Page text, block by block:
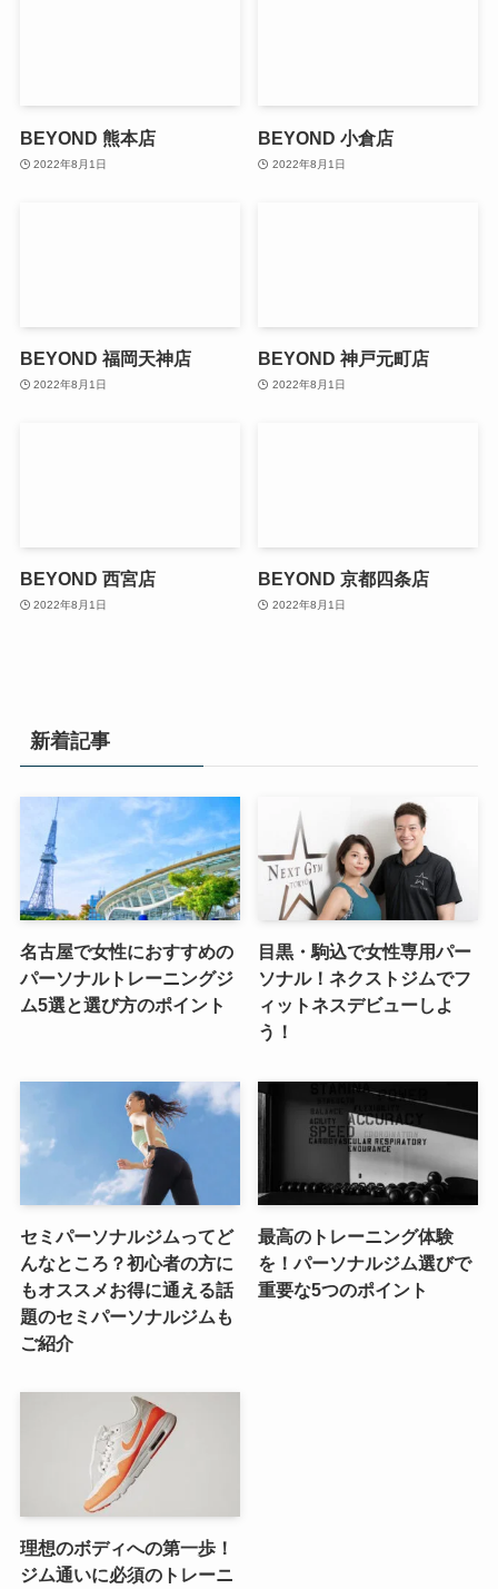
BEYOND 熊本店
2022年8月1日
BEYOND 小倉店
2022年8月1日
BEYOND 福岡天神店
2022年8月1日
BEYOND 神戸元町店
2022年8月1日
BEYOND 西宮店
2022年8月1日
BEYOND 京都四条店
2022年8月1日
新着記事
名古屋で女性におすすめの
パーソナルトレーニングジ
ム5選と選び方のポイント
目黒・駒込で女性専用パー
ソナル！ネクストジムでフ
ィットネスデビューしよ
う！
セミパーソナルジムってど
んなところ？初心者の方に
もオススメお得に通える話
題のセミパーソナルジムも
ご紹介
最高のトレーニング体験
を！パーソナルジム選びで
重要な5つのポイント
理想のボディへの第一歩！
ジム通いに必須のトレーニ